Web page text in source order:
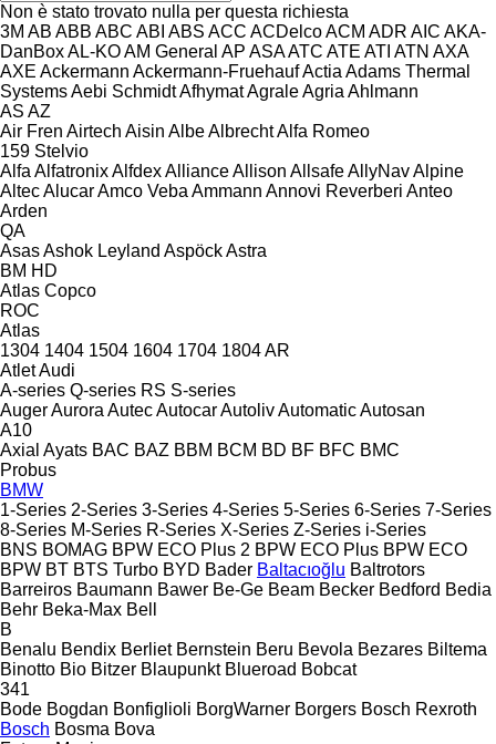
Non è stato trovato nulla per questa richiesta
3M AB ABB ABC ABI ABS ACC ACDelcoACM ADR AIC AKA-
DanBoxAL-KOAM General AP ASAATC ATE ATI ATN AXA
AXE Ackermann Ackermann-FruehaufActia Adams Thermal
SystemsAebi SchmidtAfhymatAgraleAgria Ahlmann
AS AZ
Air Fren Airtech Aisin AlbeAlbrechtAlfa Romeo
159 Stelvio
Alfa AlfatronixAlfdexAllianceAllison AllsafeAllyNavAlpine
AltecAlucarAmco Veba Ammann Annovi Reverberi Anteo
Arden
QA
AsasAshok Leyland AspöckAstra
BM HD
Atlas Copco
ROC
Atlas
1304 1404 1504 1604 1704 1804AR
AtletAudi
A-series Q-series RS S-series
AugerAurora AutecAutocarAutolivAutomaticAutosan
A10
Axial Ayats BAC BAZ BBM BCM BD BF BFC BMC
Probus
BMW
1-Series 2-Series 3-Series 4-Series 5-Series 6-Series 7-Series
8-Series M-Series R-Series X-Series Z-Series i-Series
BNS BOMAG BPW ECO Plus 2 BPW ECO Plus BPW ECO
BPW BT BTS Turbo BYD Bader Baltacıoğlu Baltrotors
Barreiros Baumann Bawer Be-Ge Beam Becker Bedford Bedia
Behr Beka-Max Bell
B
Benalu Bendix Berliet Bernstein Beru Bevola Bezares Biltema
Binotto Bio Bitzer Blaupunkt Blueroad Bobcat
341
Bode Bogdan Bonfiglioli BorgWarner Borgers Bosch Rexroth
Bosch Bosma Bova